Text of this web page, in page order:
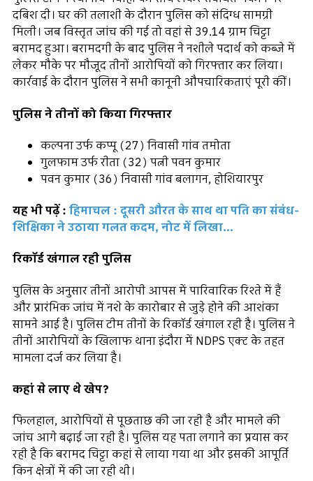
दबिश दी। घर की तलाशी के दौरान पुलिस को संदिग्ध सामग्री
मिली। जब विस्तृत जांच की गई तो वहां से 39.14 ग्राम चिट्टा
बरामद हुआ। बरामदगी के बाद पुलिस ने नशीले पदार्थ को कब्जे में
लेकर मौके पर मौजूद तीनों आरोपियों को गिरफ्तार कर लिया।
कार्रवाई के दौरान पुलिस ने सभी कानूनी औपचारिकताएं पूरी कीं।
पुलिस ने तीनों को किया गिरफ्तार
कल्पना उर्फ कप्पू (27) निवासी गांव तमोता
गुलफाम उर्फ रीता (32) पत्नी पवन कुमार
पवन कुमार (36) निवासी गांव बलागन, होशियारपुर
यह भी पढ़ें : हिमाचल : दूसरी औरत के साथ था पति का संबंध-
शिक्षिका ने उठाया गलत कदम, नोट में लिखा...
रिकॉर्ड खंगाल रही पुलिस
पुलिस के अनुसार तीनों आरोपी आपस में पारिवारिक रिश्ते में हैं
और प्रारंभिक जांच में नशे के कारोबार से जुड़े होने की आशंका
सामने आई है। पुलिस टीम तीनों के रिकॉर्ड खंगाल रही है। पुलिस ने
तीनों आरोपियों के खिलाफ थाना इंदौरा में NDPS एक्ट के तहत
मामला दर्ज कर लिया है।
कहां से लाए थे खेप?
फिलहाल, आरोपियों से पूछताछ की जा रही है और मामले की
जांच आगे बढ़ाई जा रही है। पुलिस यह पता लगाने का प्रयास कर
रही है कि बरामद चिट्टा कहां से लाया गया था और इसकी आपूर्ति
किन क्षेत्रों में की जा रही थी।